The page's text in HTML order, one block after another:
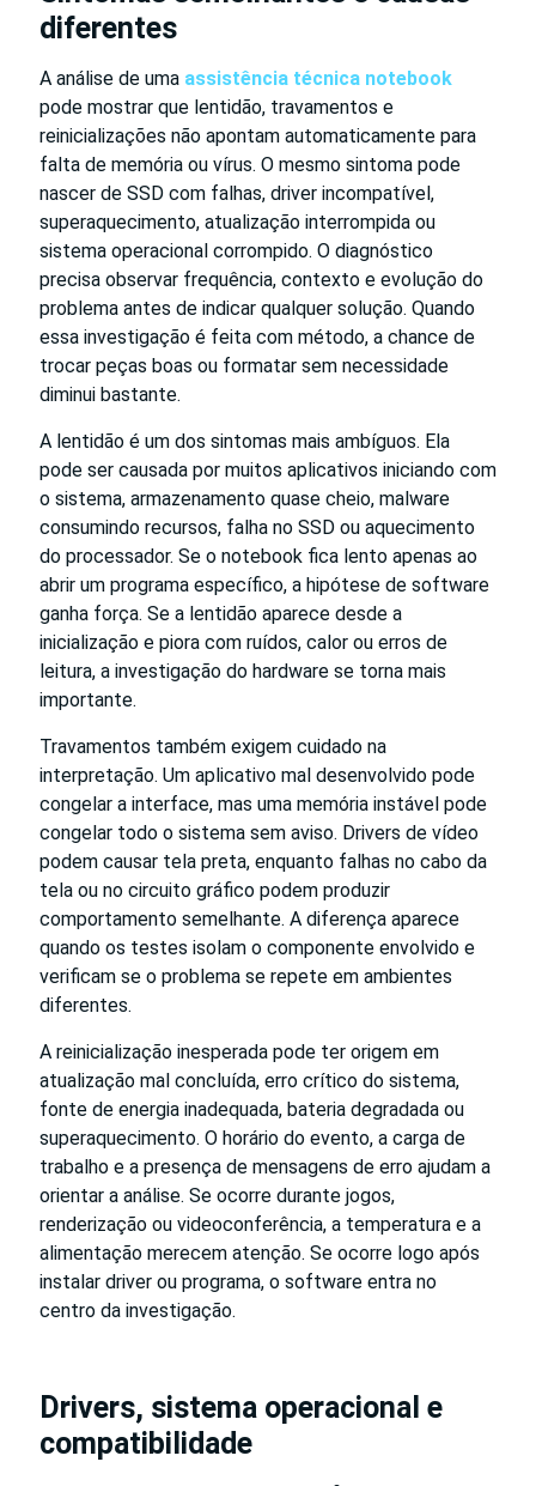
diferentes
A análise de uma assistência técnica notebook
pode mostrar que lentidão, travamentos e
reinicializações não apontam automaticamente para
falta de memória ou vírus. O mesmo sintoma pode
nascer de SSD com falhas, driver incompatível,
superaquecimento, atualização interrompida ou
sistema operacional corrompido. O diagnóstico
precisa observar frequência, contexto e evolução do
problema antes de indicar qualquer solução. Quando
essa investigação é feita com método, a chance de
trocar peças boas ou formatar sem necessidade
diminui bastante.
A lentidão é um dos sintomas mais ambíguos. Ela
pode ser causada por muitos aplicativos iniciando com
o sistema, armazenamento quase cheio, malware
consumindo recursos, falha no SSD ou aquecimento
do processador. Se o notebook fica lento apenas ao
abrir um programa específico, a hipótese de software
ganha força. Se a lentidão aparece desde a
inicialização e piora com ruídos, calor ou erros de
leitura, a investigação do hardware se torna mais
importante.
Travamentos também exigem cuidado na
interpretação. Um aplicativo mal desenvolvido pode
congelar a interface, mas uma memória instável pode
congelar todo o sistema sem aviso. Drivers de vídeo
podem causar tela preta, enquanto falhas no cabo da
tela ou no circuito gráfico podem produzir
comportamento semelhante. A diferença aparece
quando os testes isolam o componente envolvido e
verificam se o problema se repete em ambientes
diferentes.
A reinicialização inesperada pode ter origem em
atualização mal concluída, erro crítico do sistema,
fonte de energia inadequada, bateria degradada ou
superaquecimento. O horário do evento, a carga de
trabalho e a presença de mensagens de erro ajudam a
orientar a análise. Se ocorre durante jogos,
renderização ou videoconferência, a temperatura e a
alimentação merecem atenção. Se ocorre logo após
instalar driver ou programa, o software entra no
centro da investigação.
Drivers, sistema operacional e
compatibilidade